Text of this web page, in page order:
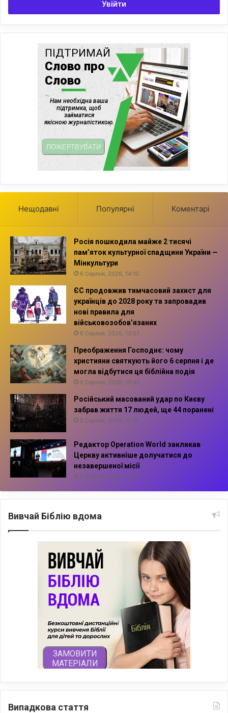
Увійти
Нещодавні Популярні Коментарі
Росія пошкодила майже 2 тисячі
пам’яток культурної спадщини України —
Мінкультури
6 Серпня, 2026, 14:10
ЄС продовжив тимчасовий захист для
українців до 2028 року та запровадив
нові правила для
військовозобов’язаних
6 Серпня, 2026, 13:57
Преображення Господнє: чому
християни святкують його 6 серпня і де
могла відбутися ця біблійна подія
6 Серпня, 2026, 13:42
Російський масований удар по Києву
забрав життя 17 людей, ще 44 поранені
5 Серпня, 2026, 11:16
Редактор Operation World закликав
Церкву активніше долучатися до
незавершеної місії
5 Серпня, 2026, 10:14
Вивчай Біблію вдома
Випадкова стаття